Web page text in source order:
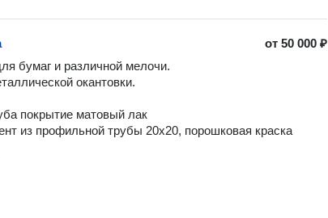
от50 000 ₽
бумаг и различной мелочи.
окантовки.
покрытие матовый лак
из профильной трубы 20х20, порошковая краска